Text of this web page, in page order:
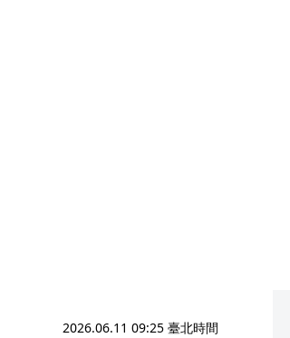
2026.06.11 09:25 臺北時間